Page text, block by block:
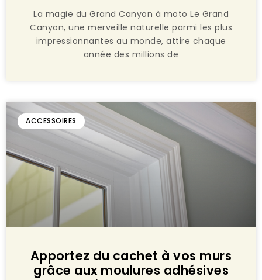
La magie du Grand Canyon à moto Le Grand
Canyon, une merveille naturelle parmi les plus
impressionnantes au monde, attire chaque
année des millions de
ACCESSOIRES
Apportez du cachet à vos murs
grâce aux moulures adhésives